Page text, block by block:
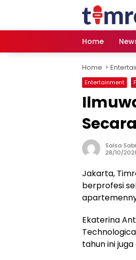
Home
Home
Entertainment
Salsa
28/10/
Jakarta,
berprofesi
Ekaterina
tahun ini